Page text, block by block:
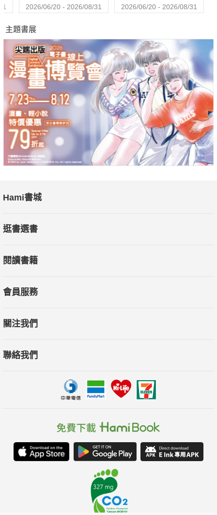
2026/06/20 - 2026/08/31 2026/06/20 - 2026/08/31
主題書展
Hami書城
逛書選書
閱讀書籍
會員服務
關注我們
聯絡我們